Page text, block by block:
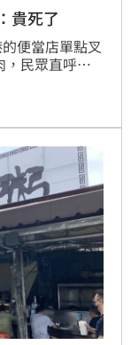
貴死了
便當店單點叉
，民眾直呼
。店家回